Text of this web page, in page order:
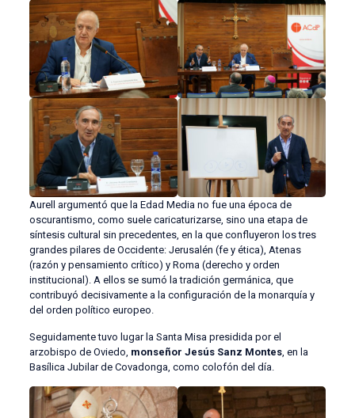
Aurell argumentó que la Edad Media no fue una época de
oscurantismo, como suele caricaturizarse, sino una etapa de
síntesis cultural sin precedentes, en la que confluyeron los tres
grandes pilares de Occidente: Jerusalén (fe y ética), Atenas
(razón y pensamiento crítico) y Roma (derecho y orden
institucional). A ellos se sumó la tradición germánica, que
contribuyó decisivamente a la configuración de la monarquía y
del orden político europeo.
Seguidamente tuvo lugar la Santa Misa presidida por el
arzobispo de Oviedo, monseñor Jesús Sanz Montes, en la
Basílica Jubilar de Covadonga, como colofón del día.